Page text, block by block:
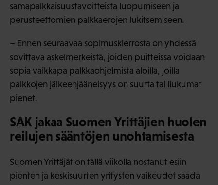
samapalkkaisuustavoitteista luopumiseen ja
perusteettomien palkkaerojen lukitsemiseen.
– Ennen seuraavaa sopimuskierrosta on yhdessä
sovittava askelmerkeistä, joiden puitteissa voidaan
sopia vaikkapa palkkaohjelmista aloilla, joilla
palkkojen jälkeenjääneisyys on suurta tai liukumat
pienet.
SAK jakaa Suomen Yrittäjien huolen
reilujen sääntöjen unohtamisesta
Suomen Yrittäjät on tällä viikolla nostanut esiin
pienten ja keskisuurten yritysten vaikeudet saada